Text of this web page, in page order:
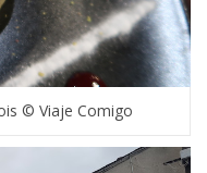
© Viaje Comigo